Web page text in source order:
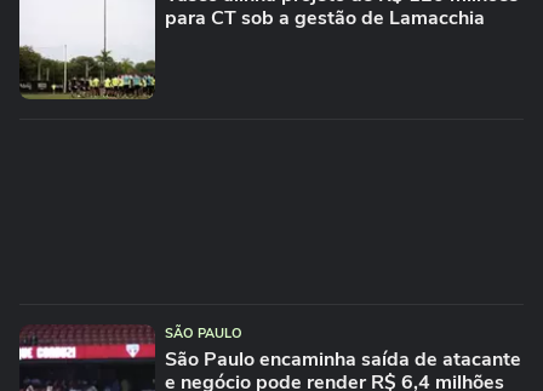
para CT sob a gestão de Lamacchia
SÃO PAULO
São Paulo encaminha saída de atacante
e negócio pode render R$ 6,4 milhões